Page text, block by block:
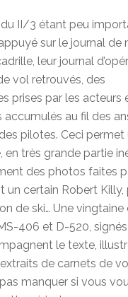
II/3 étant peu
appuyé sur le journal de
leur journal
vol retrouvés, des
prises par les acteurs
au fil des
pilotes. Ceci permet
en très grande partie
des photos faites
un certain Robert Killy,
de ski… Une vingtaine
406 et D-520,
le texte,
de carnets de
manquer si vous